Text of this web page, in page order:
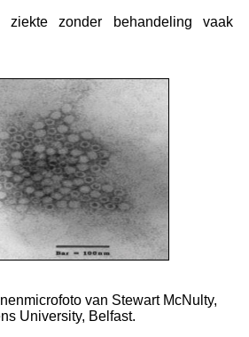
ziekte zonder behandeling vaak
van Stewart McNulty,
University, Belfast.